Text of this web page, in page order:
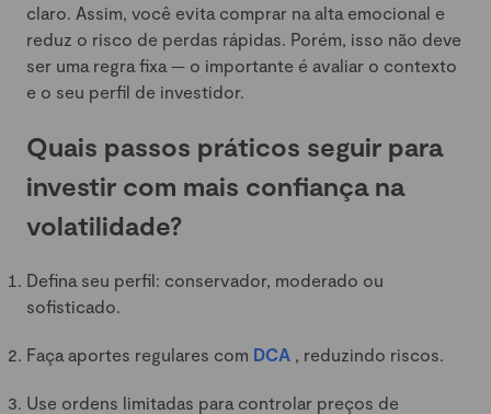
claro. Assim, você evita comprar na alta emocional e
reduz o risco de perdas rápidas. Porém, isso não deve
ser uma regra fixa — o importante é avaliar o contexto
e o seu perfil de investidor.
Quais passos práticos seguir para
investir com mais confiança na
volatilidade?
Defina seu perfil: conservador, moderado ou
sofisticado.
Faça aportes regulares com DCA , reduzindo riscos.
Use ordens limitadas para controlar preços de